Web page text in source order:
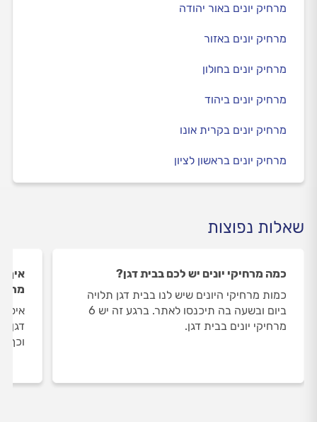
מרחיק יונים באור יהודה
מרחיק יונים באזור
מרחיק יונים בחולון
מרחיק יונים ביהוד
מרחיק יונים בקרית אונו
מרחיק יונים בראשון לציון
שאלות נפוצות
כמה מרחיקי יונים יש לכם בבית דגן?
כמות מרחיקי היונים שיש לנו בבית דגן תלויה
ביום ובשעה בה תיכנסו לאתר. ברגע זה יש 6
מרחיקי יונים בבית דגן.
איך
דגן
וכך